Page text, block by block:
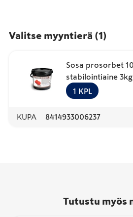
Valitse myyntierä (1 )
Sosa prosorbet
stabilointiaine 3kg
1 KPL
KUPA 8414933006237
Tutustu myös